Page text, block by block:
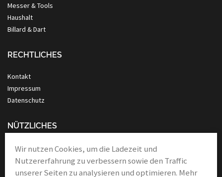
Messer & Tools
Haushalt
Billard & Dart
RECHTLICHES
Kontakt
Impressum
Datenschutz
NÜTZLICHES
Anleitung Nassrasur
Verbände
Links & Partner
Wir nutzen Cookies, um die Ladezeit und
Nutzererfahrung zu verbessern sowie den Traffic
unserer Seiten zu analysieren und optimieren. Mehr